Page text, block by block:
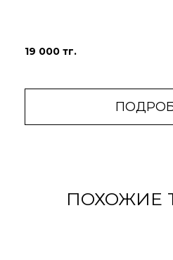
19 000 тг.
ПОХОЖИЕ